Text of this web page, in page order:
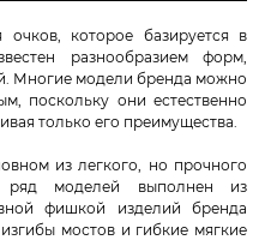
которое базируется в
разнообразием форм,
Многие модели бренда можно
поскольку они естественно
только его преимущества.
из легкого, но прочного
ряд моделей выполнен из
фишкой изделий бренда
мостов и гибкие мягкие